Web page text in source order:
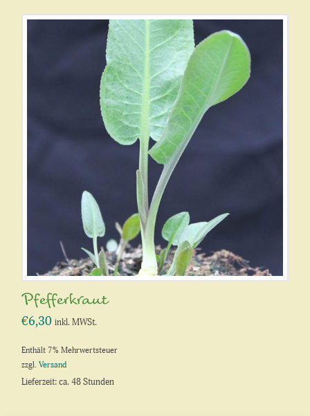
Pfefferkraut
€6,30 inkl. MWSt.
Enthält 7% Mehrwertsteuer
zzgl.Versand
Lieferzeit: ca. 48 Stunden